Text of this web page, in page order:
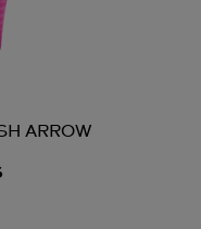
ARROW